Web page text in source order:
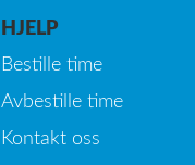
HJELP
Bestille time
Avbestille time
Kontakt oss